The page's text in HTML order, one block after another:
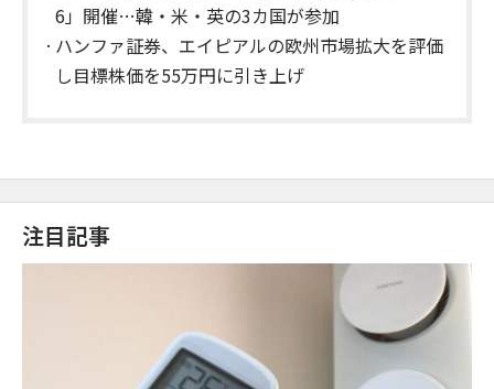
6」開催…韓・米・英の3カ国が参加
ハンファ証券、エイピアルの欧州市場拡大を評価
し目標株価を55万円に引き上げ
注目記事